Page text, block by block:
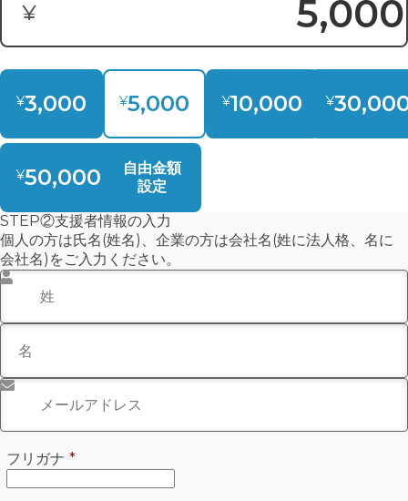
¥
寄付金額:
¥3,000 ¥5,000 ¥10,000 ¥
¥50,000
自由金額
設定
STEP②支援者情報の入力
個人の方は氏名(姓名)、企業の方は会社名(姓に法人格、名に
会社名)をご入力ください。
姓
名
メールアドレス
フリガナ *必須